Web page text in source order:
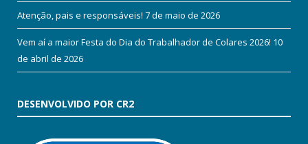
Atenção, pais e responsáveis! 7 de maio de 2026
Vem aí a maior Festa do Dia do Trabalhador de Colares 2026! 10
de abril de 2026
DESENVOLVIDO POR CR2